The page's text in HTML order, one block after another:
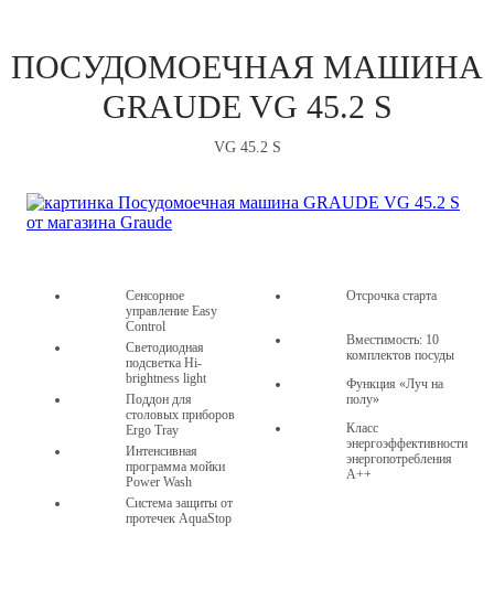
ПОСУДОМОЕЧНАЯ МАШИНА
GRAUDE VG 45.2 S
VG 45.2 S
Сенсорное
управление Easy
Control
Светодиодная
подсветка Hi-
brightness light
Поддон для
столовых приборов
Ergo Tray
Интенсивная
программа мойки
Power Wash
Система защиты от
протечек AquaStop
Отсрочка старта
Вместимость: 10
комплектов посуды
Функция «Луч на
полу»
Класс
энергоэффективности
энергопотребления
A++